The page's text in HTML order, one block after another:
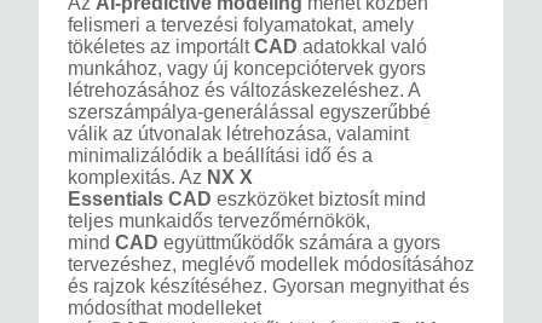
felismeri a tervezési folyamatokat, amely
tökéletes az importáltCAD adatokkal való
munkához, vagy új koncepciótervek gyors
létrehozásához és változáskezeléshez. A
szerszámpálya-generálással egyszerűbbé
válik az útvonalak létrehozása, valamint
minimalizálódik a beállítási idő és a
komplexitás. Az NX X
Essentials CAD eszközöket biztosít mind
teljes munkaidős tervezőmérnökök,
mind CAD együttműködők számára a gyors
tervezéshez, meglévő modellek módosításához
és rajzok készítéséhez. Gyorsan megnyithat és
módosíthat modelleket